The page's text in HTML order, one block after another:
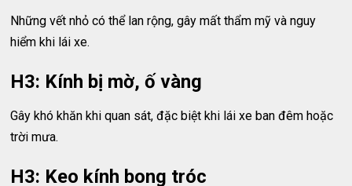
Những vết nhỏ có thể lan rộng, gây mất thẩm mỹ và nguy
hiểm khi lái xe.
H3: Kính bị mờ, ố vàng
Gây khó khăn khi quan sát, đặc biệt khi lái xe ban đêm hoặc
trời mưa.
H3: Keo kính bong tróc